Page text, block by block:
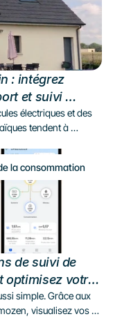
: intégrez
et suivi
électriques et des
tendent à
capables d’adapter la
évolution qui redéfinit
énergétique. A
demain ? On en
la consommation
de suivi de
optimisez votre
simple. Grâce aux
visualisez vos
et optimisez votre